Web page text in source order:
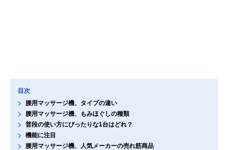
目次
腰用マッサージ機、タイプの違い
腰用マッサージ機、もみほぐしの種類
普段の使い方にぴったりな1台はどれ？
機能に注目
腰用マッサージ機、人気メーカーの売れ筋商品